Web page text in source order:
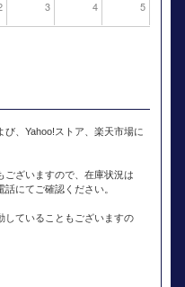
3 4 5
、Yahoo!ストア、楽天市場に
ございますので、在庫状況は
にてご確認ください。
していることもございますの